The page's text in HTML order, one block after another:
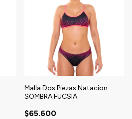
Malla Dos Piezas Natacion
SOMBRA FUCSIA
$65.600